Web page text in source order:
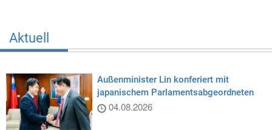
Aktuell
Außenminister Lin konferiert mit
japanischem Parlamentsabgeordneten
04.08.2026